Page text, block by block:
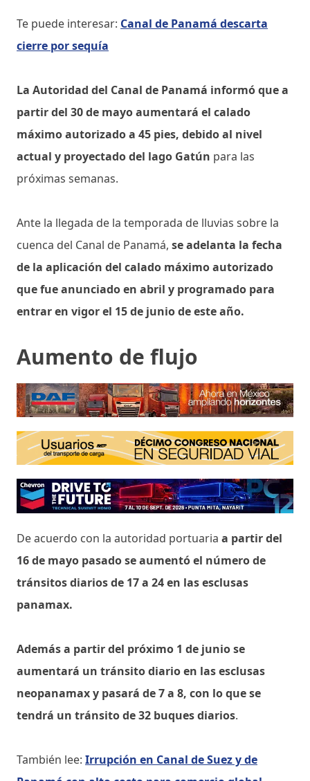
Te puede interesar: Canal de Panamá descarta
cierre por sequía
La Autoridad del Canal de Panamá informó que a
partir del 30 de mayo aumentará el calado
máximo autorizado a 45 pies, debido al nivel
actual y proyectado del lago Gatún para las
próximas semanas.
Ante la llegada de la temporada de lluvias sobre la
cuenca del Canal de Panamá, se adelanta la fecha
de la aplicación del calado máximo autorizado
que fue anunciado en abril y programado para
entrar en vigor el 15 de junio de este año.
Aumento de flujo
De acuerdo con la autoridad portuaria a partir del
16 de mayo pasado se aumentó el número de
tránsitos diarios de 17 a 24 en las esclusas
panamax.
Además a partir del próximo 1 de junio se
aumentará un tránsito diario en las esclusas
neopanamax y pasará de 7 a 8, con lo que se
tendrá un tránsito de 32 buques diarios.
También lee: Irrupción en Canal de Suez y de